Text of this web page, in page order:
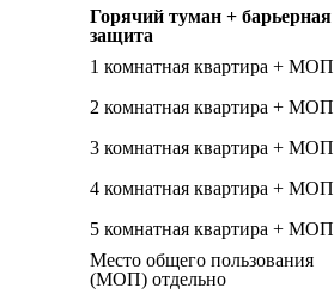
Горячий туман + барьерная
защита
1 комнатная квартира + МОП
2 комнатная квартира + МОП
3 комнатная квартира + МОП
4 комнатная квартира + МОП
5 комнатная квартира + МОП
Место общего пользования
(МОП) отдельно